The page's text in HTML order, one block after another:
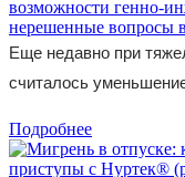
возможности генно-
нерешенные вопросы
Еще недавно при
считалось
Подробнее